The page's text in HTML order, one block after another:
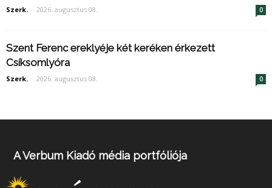
Szerk. - 2026. augusztus 08. 0
Szent Ferenc ereklyéje két keréken érkezett
Csíksomlyóra
Szerk. - 2026. augusztus 08. 0
A Verbum Kiadó média portfóliója